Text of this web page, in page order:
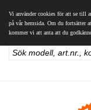
Vi använder cookies för att se till
på vår hemsida. Om du fortsätter
kommer vi att anta att du